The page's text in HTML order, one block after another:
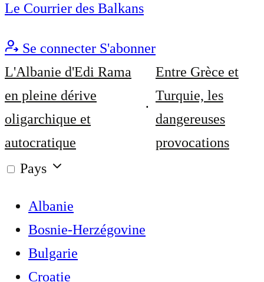
Le Courrier des Balkans
Se connecter S'abonner
L'Albanie d'Edi Rama
en pleine dérive
oligarchique et
autocratique
Entre Grèce et
Turquie, les
dangereuses
provocations
Pays
Albanie
Bosnie-Herzégovine
Bulgarie
Croatie